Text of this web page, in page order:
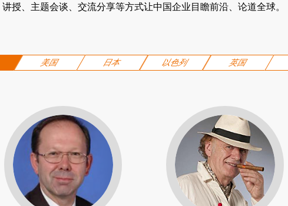
讲授、主题会谈、交流分享等方式让中国企业目瞻前沿、论道全球。
美国 日本 以色列 英国